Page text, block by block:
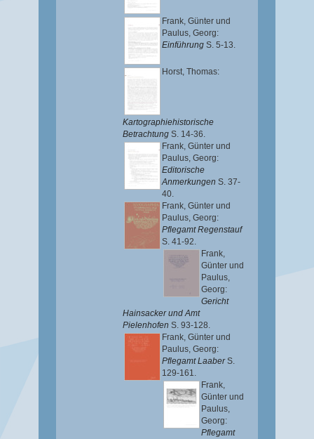
Frank, Günter und
Paulus, Georg:
Einführung S. 5-13.
Horst, Thomas:
Kartographiehistorische
Betrachtung S. 14-36.
Frank, Günter und
Paulus, Georg:
Editorische
Anmerkungen S. 37-
40.
Frank, Günter und
Paulus, Georg:
Pflegamt Regenstauf
S. 41-92.
Frank,
Günter und
Paulus,
Georg:
Gericht
Hainsacker und Amt
Pielenhofen S. 93-128.
Frank, Günter und
Paulus, Georg:
Pflegamt LaaberS.
129-161.
Frank,
Günter und
Paulus,
Georg:
Pflegamt